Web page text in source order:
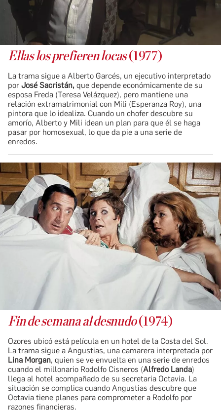
Ellas los prefieren locas(1977)
La trama sigue a Alberto Garcés, un ejecutivo interpretado
por José Sacristán, que depende económicamente de su
esposa Freda (Teresa Velázquez), pero mantiene una
relación extramatrimonial con Mili (Esperanza Roy), una
pintora que lo idealiza. Cuando un chofer descubre su
amorío, Alberto y Mili idean un plan para que él se haga
pasar por homosexual, lo que da pie a una serie de
enredos.
Fin de semana al desnudo(1974)
Ozores ubicó está película en un hotel de la Costa del Sol.
La trama sigue a Angustias, una camarera interpretada por
Lina Morgan, quien se ve envuelta en una serie de enredos
cuando el millonario Rodolfo Cisneros (Alfredo Landa)
llega al hotel acompañado de su secretaria Octavia. La
situación se complica cuando Angustias descubre que
Octavia tiene planes para comprometer a Rodolfo por
razones financieras.